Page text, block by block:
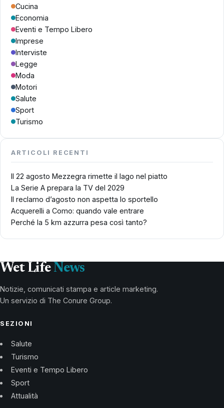
Cucina
Economia
Eventi e Tempo Libero
Imprese
Interviste
Legge
Moda
Motori
Salute
Sport
Turismo
ARTICOLI RECENTI
Il 22 agosto Mezzegra rimette il lago nel piatto
La Serie A prepara la TV del 2029
Il reclamo d’agosto non aspetta lo sportello
Acquerelli a Como: quando vale entrare
Perché la 5 km azzurra pesa così tanto?
Wet Life News
Notizie, comunicati stampa e article marketing.
Un servizio di The Conure Group.
SEZIONI
Salute
Turismo
Eventi e Tempo Libero
Sport
Attualità